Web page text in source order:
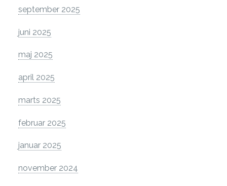
september 2025
juni 2025
maj 2025
april 2025
marts 2025
februar 2025
januar 2025
november 2024